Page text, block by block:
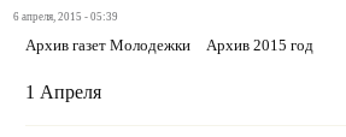
6 апреля, 2015 - 05:39
Архив газет Молодежки Архив 2015 год
1 Апреля